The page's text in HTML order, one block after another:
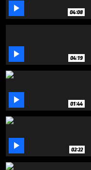
 04:08
 04:19
 01:44
 02:22